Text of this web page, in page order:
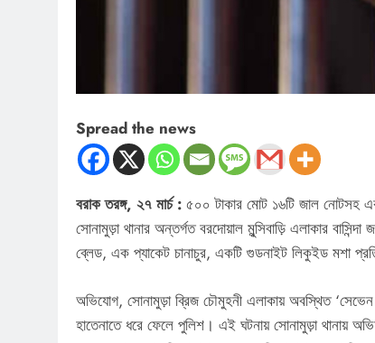
Spread the news
বরাক তরঙ্গ, ২৭ মার্চ : ৫০০ টাকার মোট ১৬টি জাল নোটসহ
সোনামুড়া থানার অন্তর্গত বরদোয়াল মুন্সিবাড়ি এলাকার
ব্লেড, এক প্যাকেট চানাচুর, একটি গুডনাইট লিকুইড মশা
অভিযোগ, সোনামুড়া ব্রিজ চৌমুহনী এলাকায় অবস্থিত
হাতেনাতে ধরে ফেলে পুলিশ। এই ঘটনায় সোনামুড়া থানায়